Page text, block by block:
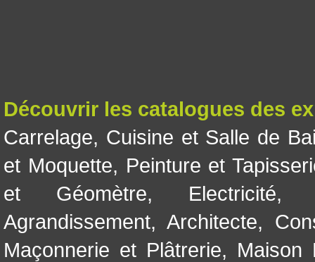
Découvrir les catalogues des
Carrelage, Cuisine et Salle de
et Moquette, Peinture et
et Géomètre, Electricité
Agrandissement, Architecte,
Maçonnerie et Plâtrerie, Maison